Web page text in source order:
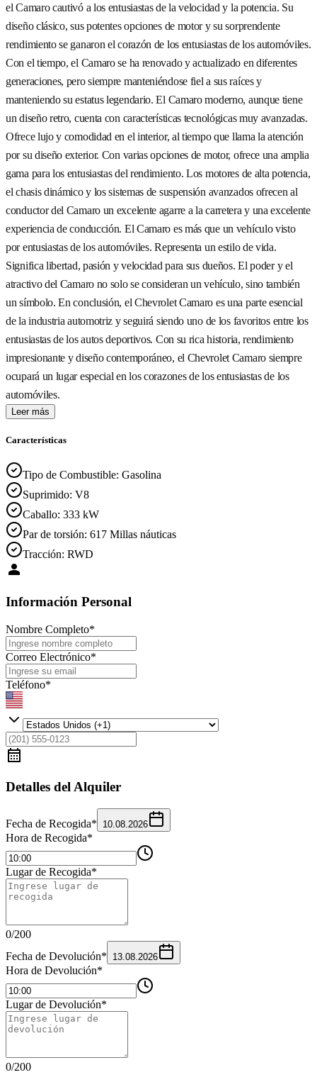
el Camaro cautivó a los entusiastas de la velocidad y la potencia. Su
diseño clásico, sus potentes opciones de motor y su sorprendente
rendimiento se ganaron el corazón de los entusiastas de los automóviles.
Con el tiempo, el Camaro se ha renovado y actualizado en diferentes
generaciones, pero siempre manteniéndose fiel a sus raíces y
manteniendo su estatus legendario. El Camaro moderno, aunque tiene
un diseño retro, cuenta con características tecnológicas muy avanzadas.
Ofrece lujo y comodidad en el interior, al tiempo que llama la atención
por su diseño exterior. Con varias opciones de motor, ofrece una amplia
gama para los entusiastas del rendimiento. Los motores de alta potencia,
el chasis dinámico y los sistemas de suspensión avanzados ofrecen al
conductor del Camaro un excelente agarre a la carretera y una excelente
experiencia de conducción. El Camaro es más que un vehículo visto
por entusiastas de los automóviles. Representa un estilo de vida.
Significa libertad, pasión y velocidad para sus dueños. El poder y el
atractivo del Camaro no solo se consideran un vehículo, sino también
un símbolo. En conclusión, el Chevrolet Camaro es una parte esencial
de la industria automotriz y seguirá siendo uno de los favoritos entre los
entusiastas de los autos deportivos. Con su rica historia, rendimiento
impresionante y diseño contemporáneo, el Chevrolet Camaro siempre
ocupará un lugar especial en los corazones de los entusiastas de los
automóviles.
Leer más
Características
Tipo de Combustible: Gasolina
Suprimido: V8
Caballo: 333 kW
Par de torsión: 617 Millas náuticas
Tracción: RWD
Información Personal
Nombre Completo*
Correo Electrónico*
Teléfono*
Detalles del Alquiler
Fecha de Recogida* 10.08.2026
Hora de Recogida*
Lugar de Recogida*
0/200
Fecha de Devolución* 13.08.2026
Hora de Devolución*
Lugar de Devolución*
0/200